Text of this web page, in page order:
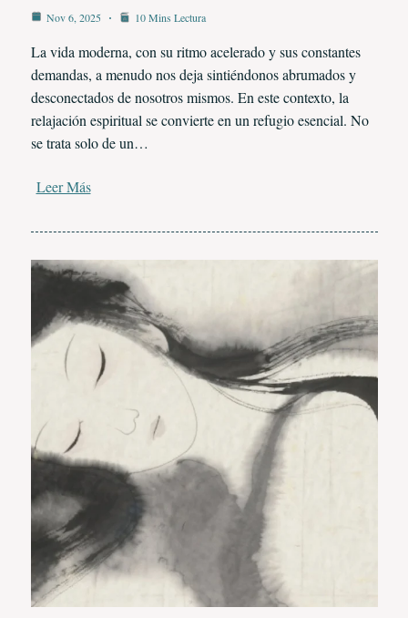
Nov 6, 2025 10 Mins Lectura
La vida moderna, con su ritmo acelerado y sus constantes
demandas, a menudo nos deja sintiéndonos abrumados y
desconectados de nosotros mismos. En este contexto, la
relajación espiritual se convierte en un refugio esencial. No
se trata solo de un…
Leer Más